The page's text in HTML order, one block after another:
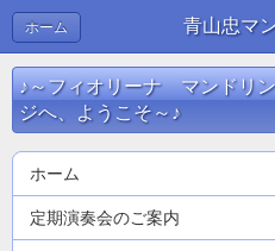
ホーム
♪～フィオリーナ マンドリ
ジへ、ようこそ～♪
ホーム
定期演奏会のご案内